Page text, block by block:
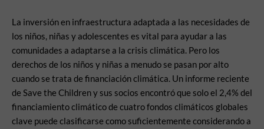
La inversión en infraestructura adaptada a las necesidades de
los niños, niñas y adolescentes es vital para ayudar a las
comunidades a adaptarse a la crisis climática. Pero los
derechos de los niños y niñas a menudo se pasan por alto
cuando se trata de financiación climática. Un informe reciente
de Save the Children y sus socios encontró que solo el 2,4% del
financiamiento climático de cuatro fondos climáticos globales
clave puede clasificarse como suficientemente considerando a